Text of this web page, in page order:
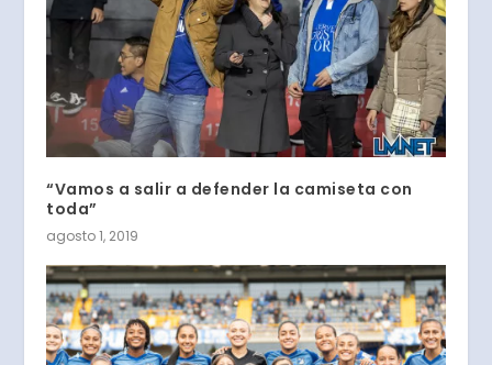
“Vamos a salir a defender la camiseta con
toda”
agosto 1, 2019